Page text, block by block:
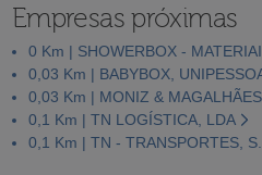
Empresas próximas
0 Km | SHOWERBOX -
0,03 Km | BABYBOX,
0,03 Km | MONIZ &
0,1 Km | TN LOGÍSTICA, LDA
0,1 Km | TN - TRANSPORTES,